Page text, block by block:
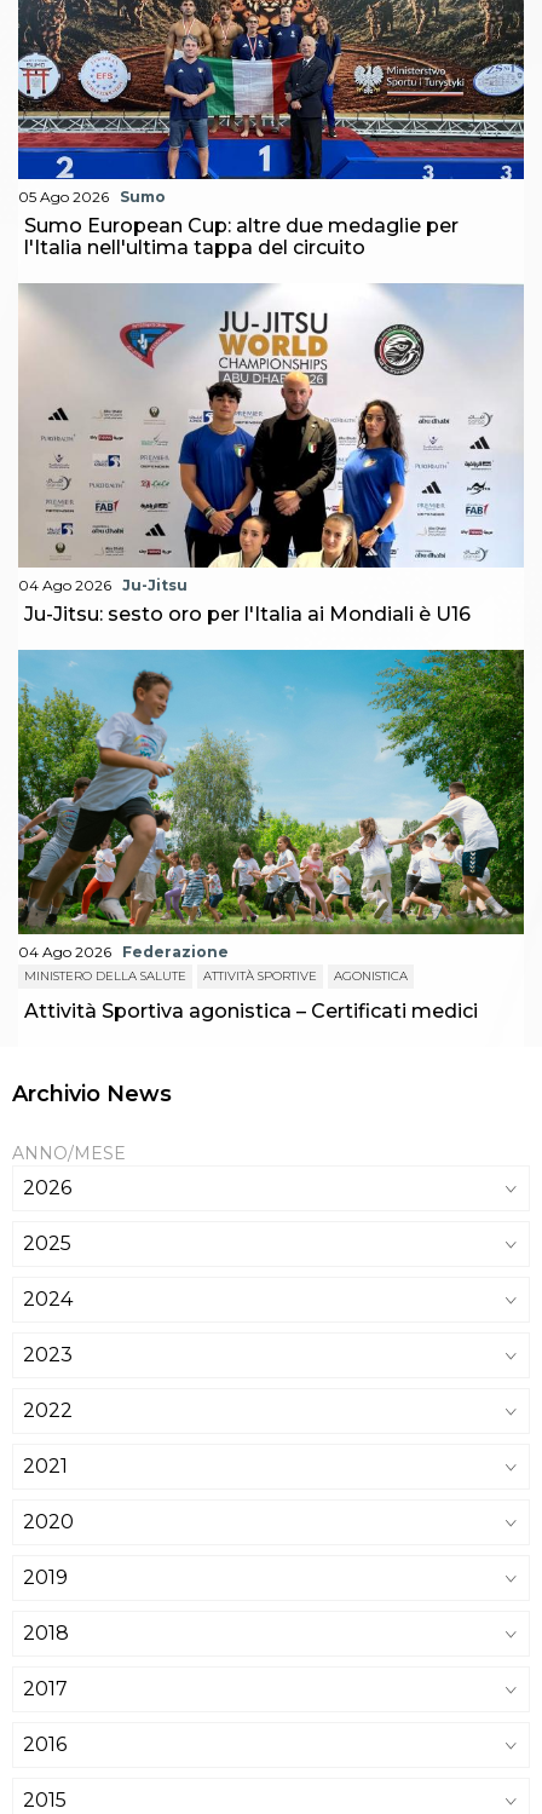
05 Ago 2026 Sumo
Sumo European Cup: altre due medaglie per
l'Italia nell'ultima tappa del circuito
04 Ago 2026 Ju-Jitsu
Ju-Jitsu: sesto oro per l'Italia ai Mondiali è U16
04 Ago 2026 Federazione
MINISTERO DELLA SALUTE ATTIVITÀ SPORTIVE AGONISTICA
Attività Sportiva agonistica – Certificati medici
Archivio News
ANNO/MESE
2026
2025
2024
2023
2022
2021
2020
2019
2018
2017
2016
2015